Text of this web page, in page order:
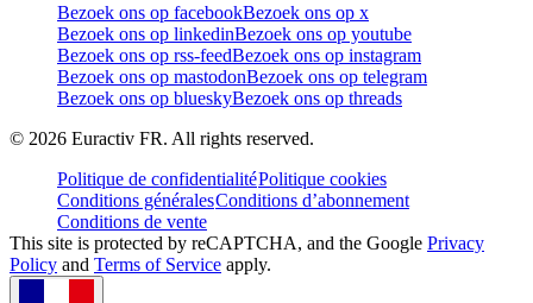
Bezoek ons op facebookBezoek ons op x
Bezoek ons op linkedinBezoek ons op youtube
Bezoek ons op rss-feedBezoek ons op instagram
Bezoek ons op mastodonBezoek ons op telegram
Bezoek ons op blueskyBezoek ons op threads
© 2026 Euractiv FR. All rights reserved.
Politique de confidentialitéPolitique cookies
Conditions généralesConditions d’abonnement
Conditions de vente
This site is protected by reCAPTCHA, and the Google Privacy
Policy and Terms of Service apply.